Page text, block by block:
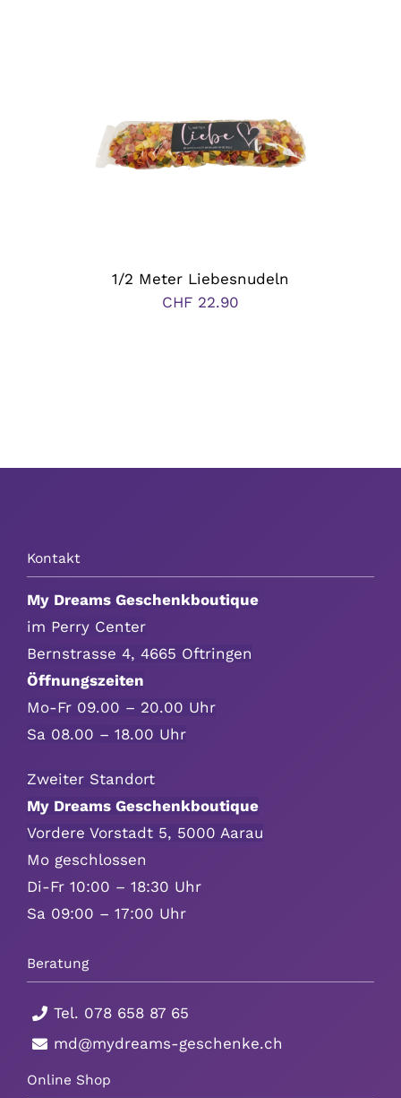
1/2 Meter Liebesnudeln
CHF 22.90
Kontakt
My Dreams Geschenkboutique
im Perry Center
Bernstrasse 4, 4665 Oftringen
Öffnungszeiten
Mo-Fr 09.00 – 20.00 Uhr
Sa 08.00 – 18.00 Uhr
Zweiter Standort
My Dreams Geschenkboutique
Vordere Vorstadt 5, 5000 Aarau
Mo geschlossen
Di-Fr 10:00 – 18:30 Uhr
Sa 09:00 – 17:00 Uhr
Beratung
Tel. 078 658 87 65
md@mydreams-geschenke.ch
Online Shop